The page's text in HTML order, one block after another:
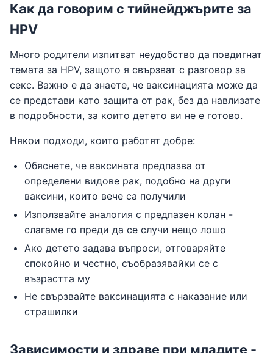
Как да говорим с тийнейджърите за
HPV
Много родители изпитват неудобство да повдигнат
темата за HPV, защото я свързват с разговор за
секс. Важно е да знаете, че ваксинацията може да
се представи като защита от рак, без да навлизате
в подробности, за които детето ви не е готово.
Някои подходи, които работят добре:
Обяснете, че ваксината предпазва от
определени видове рак, подобно на други
ваксини, които вече са получили
Използвайте аналогия с предпазен колан -
слагаме го преди да се случи нещо лошо
Ако детето задава въпроси, отговаряйте
спокойно и честно, съобразявайки се с
възрастта му
Не свързвайте ваксинацията с наказание или
страшилки
Зависимости и здраве при младите -